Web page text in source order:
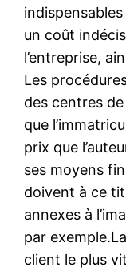
un coût
l’entreprise,
Les
des centres
que
prix que
ses moyens
doivent à ce
annexes à
par
client le plus